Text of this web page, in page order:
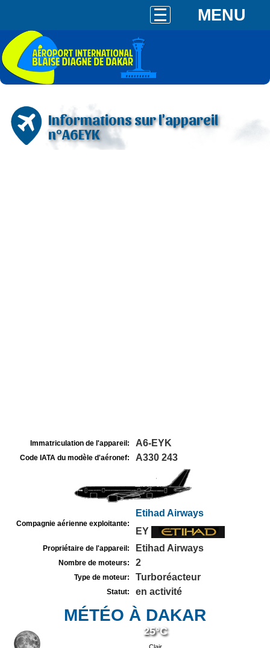
MENU
Informations sur l'appareil
n°A6EYK
Immatriculation de l'appareil: A6-EYK
Code IATA du modèle d'aéronef: A330 243
Compagnie aérienne exploitante:
Etihad Airways
EY
Propriétaire de l'appareil: Etihad Airways
Nombre de moteurs: 2
Type de moteur: Turboréacteur
Statut: en activité
MÉTÉO À DAKAR
25°C